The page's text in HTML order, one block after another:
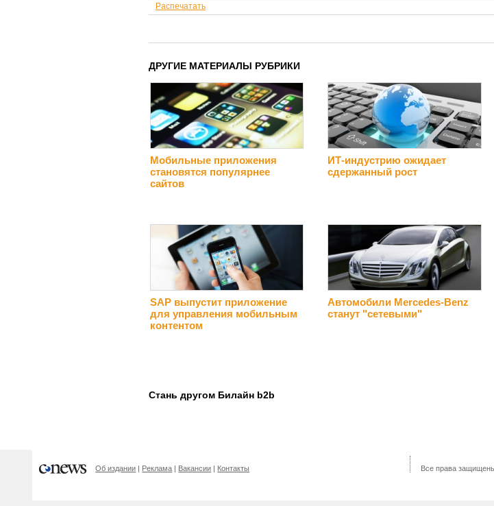
Распечатать
ДРУГИЕ МАТЕРИАЛЫ РУБРИКИ
Мобильные приложения
становятся популярнее
сайтов
ИТ-индустрию ожидает
сдержанный рост
SAP выпустит приложение
для управления мобильным
контентом
Автомобили Mercedes-Benz
станут "сетевыми"
Стань другом Билайн b2b
Об издании Реклама Вакансии Контакты Все права